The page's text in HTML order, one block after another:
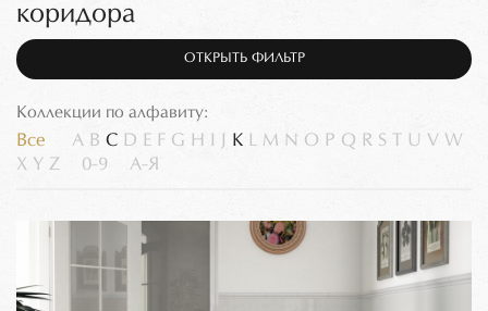
коридора
ОТКРЫТЬ ФИЛЬТР
Коллекции по алфавиту:
Все A B C D E F G H K L M N O P Q R S U V W
X Y Z 0-9 А-Я